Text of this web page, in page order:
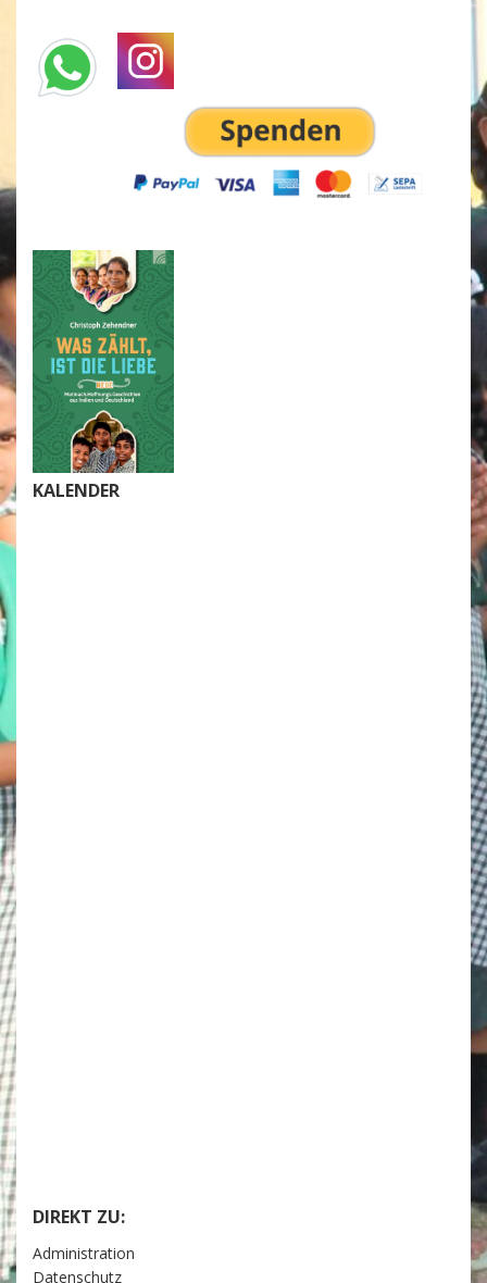
KALENDER
DIREKT ZU:
Administration
Datenschutz